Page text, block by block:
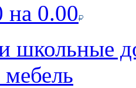
на 0.00
школьные